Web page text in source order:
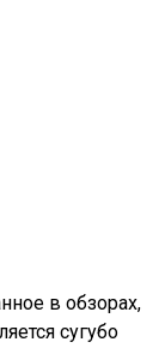
в обзорах,
сугубо